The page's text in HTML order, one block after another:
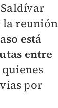
la reunión
está
entre
quienes
por